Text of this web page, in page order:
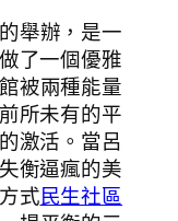
的舉辦，是一
了一個優雅
被兩種能量
所未有的平
激活。當呂
衡逼瘋的美
式民生社區